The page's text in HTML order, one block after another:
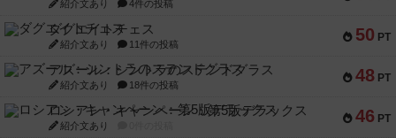
紹介文あり 4件の投稿
50 PT
ダグエイトチェス
紹介文あり 11件の投稿
48 PT
アズール：シントラのステンドグラス
紹介文あり 18件の投稿
46 PT
ロシアン・キャンペーン：第5版デラックス
紹介文あり